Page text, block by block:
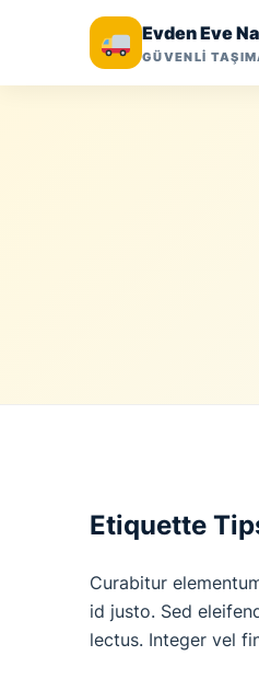
Evden Eve
GÜVENLİ
Etiquette
Curabitur
id justo. Sed
lectus. Integer vel